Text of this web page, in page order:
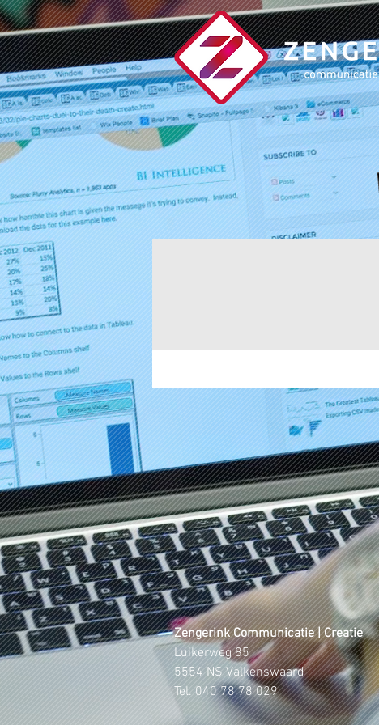
Zengerink Communicatie | Creatie
Luikerweg 85
5554 NS Valkenswaard
Tel. 040 78 78 029